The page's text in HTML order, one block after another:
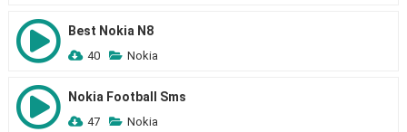
Best Nokia N8
40 Nokia
Nokia Football Sms
47 Nokia